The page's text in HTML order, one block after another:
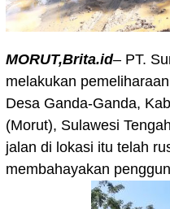
MORUT,Brita.id– PT.
melakukan
Desa Ganda-Ganda,
(Morut), Sulawesi
jalan di lokasi itu telah
membahayakan